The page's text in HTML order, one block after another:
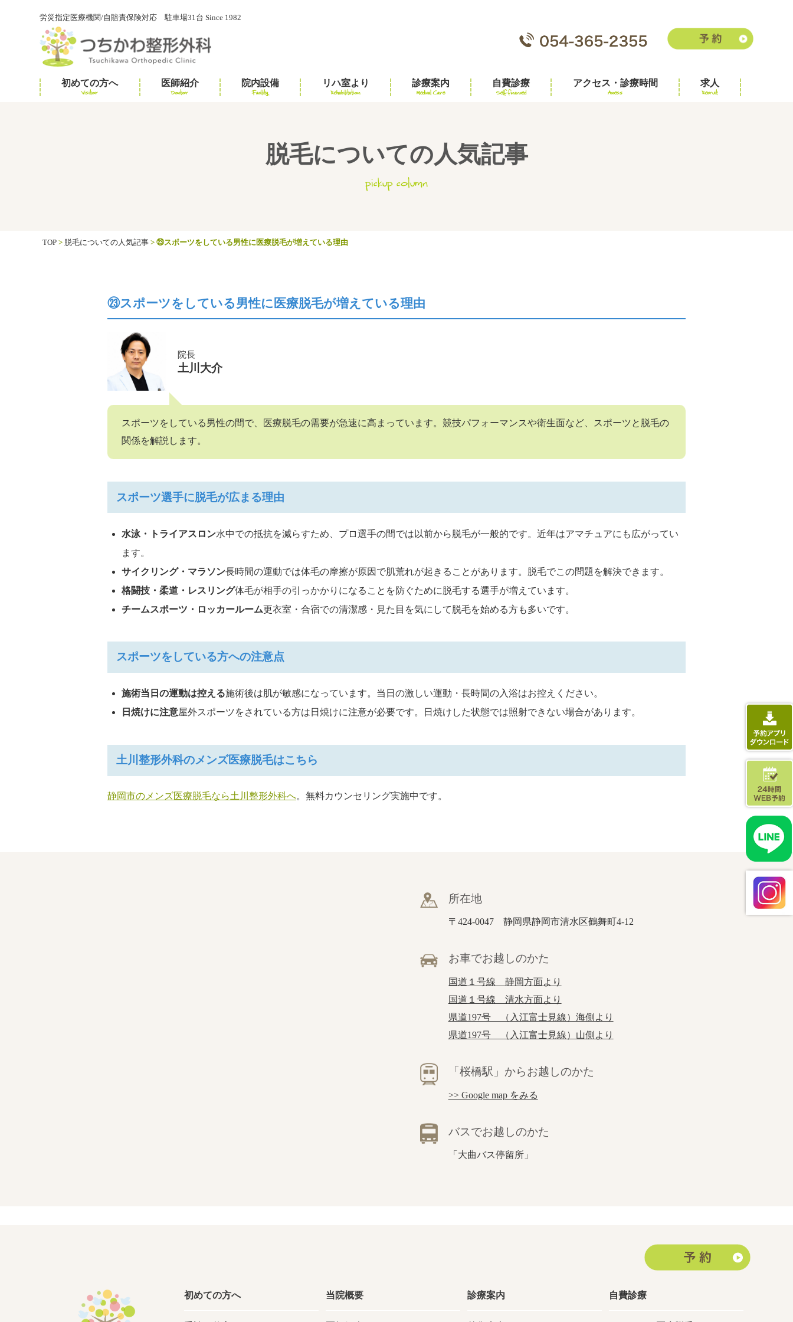
労災指定医療機関/自賠責保険対応 駐車場31台 Since 1982
初めての方へ
Visitor
医師紹介
Doctor
院内設備
Facility
リハ室より
Rehabilitation
診療案内
Medical Care
自費診療
Self-financed
アクセス・診療時間
Access
求人
Recruit
脱毛についての人気記事
pickup column
TOP > 脱毛についての人気記事 > ㉓スポーツをしている男性に医療脱毛が増えている理由
㉓スポーツをしている男性に医療脱毛が増えている理由
院長
土川大介
スポーツをしている男性の間で、医療脱毛の需要が急速に高まっています。競技パフォーマンスや衛生面など、スポーツと脱毛の
関係を解説します。
スポーツ選手に脱毛が広まる理由
水泳・トライアスロン水中での抵抗を減らすため、プロ選手の間では以前から脱毛が一般的です。近年はアマチュアにも広がってい
ます。
サイクリング・マラソン長時間の運動では体毛の摩擦が原因で肌荒れが起きることがあります。脱毛でこの問題を解決できます。
格闘技・柔道・レスリング体毛が相手の引っかかりになることを防ぐために脱毛する選手が増えています。
チームスポーツ・ロッカールーム更衣室・合宿での清潔感・見た目を気にして脱毛を始める方も多いです。
スポーツをしている方への注意点
施術当日の運動は控える施術後は肌が敏感になっています。当日の激しい運動・長時間の入浴はお控えください。
日焼けに注意屋外スポーツをされている方は日焼けに注意が必要です。日焼けした状態では照射できない場合があります。
土川整形外科のメンズ医療脱毛はこちら
静岡市のメンズ医療脱毛なら土川整形外科へ。無料カウンセリング実施中です。
所在地
〒424-0047 静岡県静岡市清水区鶴舞町4-12
お車でお越しのかた
国道１号線 静岡方面より
国道１号線 清水方面より
県道197号 （入江富士見線）海側より
県道197号 （入江富士見線）山側より
「桜橋駅」からお越しのかた
>> Google map をみる
バスでお越しのかた
「大曲バス停留所」
初めての方へ 当院概要 診療案内 自費診療